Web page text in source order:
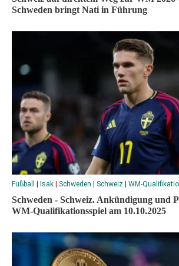
Schweden bringt Nati in Führung
Fußball Isak Schweden Schweiz WM-
Schweden - Schweiz. Ankündigung und
WM-Qualifikationsspiel am 10.10.2025